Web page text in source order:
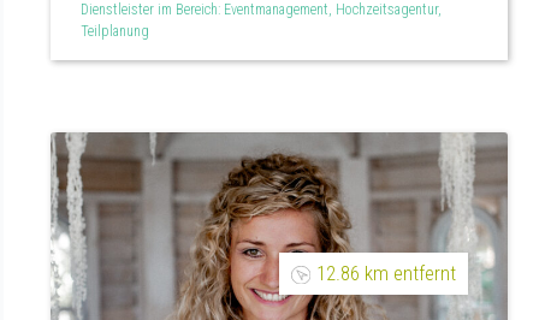
Dienstleister im Bereich: Eventmanagement, Hochzeitsagentur,
Teilplanung
12.86 km entfernt